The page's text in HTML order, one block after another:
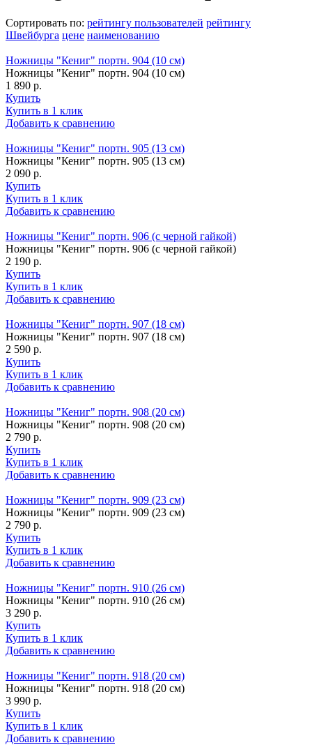
Сортировать по: рейтингу пользователей рейтингу
Швейбурга цене наименованию
Ножницы "Кениг" портн. 904 (10 см)
Ножницы "Кениг" портн. 904 (10 см)
1 890 р.
Купить
Купить в 1 клик
Добавить к сравнению
Ножницы "Кениг" портн. 905 (13 см)
Ножницы "Кениг" портн. 905 (13 см)
2 090 р.
Купить
Купить в 1 клик
Добавить к сравнению
Ножницы "Кениг" портн. 906 (с черной гайкой)
Ножницы "Кениг" портн. 906 (с черной гайкой)
2 190 р.
Купить
Купить в 1 клик
Добавить к сравнению
Ножницы "Кениг" портн. 907 (18 см)
Ножницы "Кениг" портн. 907 (18 см)
2 590 р.
Купить
Купить в 1 клик
Добавить к сравнению
Ножницы "Кениг" портн. 908 (20 см)
Ножницы "Кениг" портн. 908 (20 см)
2 790 р.
Купить
Купить в 1 клик
Добавить к сравнению
Ножницы "Кениг" портн. 909 (23 см)
Ножницы "Кениг" портн. 909 (23 см)
2 790 р.
Купить
Купить в 1 клик
Добавить к сравнению
Ножницы "Кениг" портн. 910 (26 см)
Ножницы "Кениг" портн. 910 (26 см)
3 290 р.
Купить
Купить в 1 клик
Добавить к сравнению
Ножницы "Кениг" портн. 918 (20 см)
Ножницы "Кениг" портн. 918 (20 см)
3 990 р.
Купить
Купить в 1 клик
Добавить к сравнению